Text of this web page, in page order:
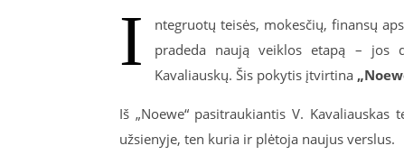
I
ntegruotų teisės, mokesčių, finansų
pradeda naują veiklos etapą – jos
Kavaliauskų. Šis pokytis įtvirtina
Iš „Noewe“ pasitraukiantis V.
užsienyje, ten kuria ir plėtoja naujus verslus.